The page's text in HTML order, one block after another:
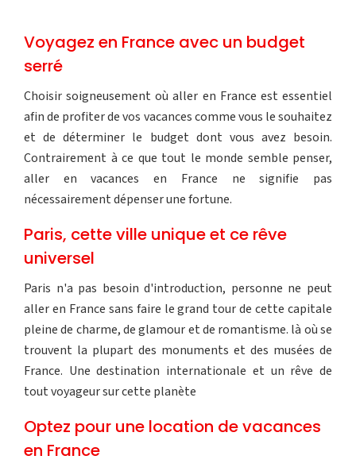
Voyagez en France avec un budget
serré
Choisir soigneusement où aller en France est essentiel
afin de profiter de vos vacances comme vous le souhaitez
et de déterminer le budget dont vous avez besoin.
Contrairement à ce que tout le monde semble penser,
aller en vacances en France ne signifie pas
nécessairement dépenser une fortune.
Paris, cette ville unique et ce rêve
universel
Paris n'a pas besoin d'introduction, personne ne peut
aller en France sans faire le grand tour de cette capitale
pleine de charme, de glamour et de romantisme. là où se
trouvent la plupart des monuments et des musées de
France. Une destination internationale et un rêve de
tout voyageur sur cette planète
Optez pour une location de vacances
en France